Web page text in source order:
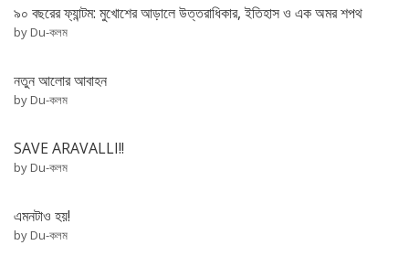
৯০ বছরের ফ্যান্টম: মুখোশের আড়ালে উত্তরাধিকার, ইতিহাস ও এক অমর শপথ
by Du-কলম
নতুন আলোর আবাহন
by Du-কলম
SAVE ARAVALLI!!
by Du-কলম
এমনটাও হয়!
by Du-কলম